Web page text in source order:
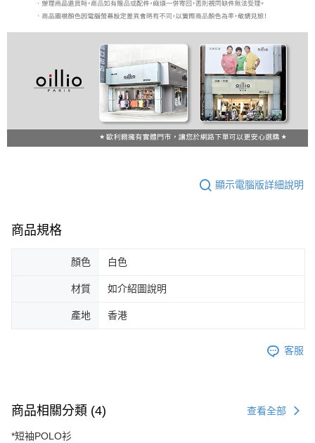
顯示電腦版詳細說明
商品規格
顏色 白色
材質 如介紹圖說明
產地 香港
客服
商品相關分類 (4) 查看全部
*短袖POLO衫